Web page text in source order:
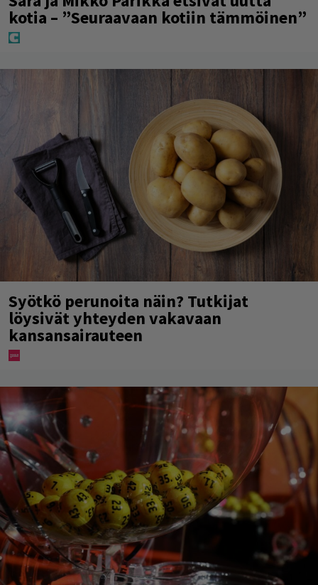
kotia – ”Seuraavaan kotiin tämmöinen”
Syötkö perunoita näin? Tutkijat
löysivät yhteyden vakavaan
kansansairauteen